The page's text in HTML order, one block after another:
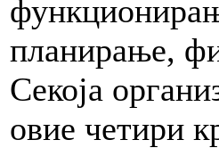
планирање,
Секоја
овие четири